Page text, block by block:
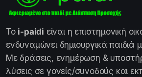
Το i-paidi είναι η επιστημονική
ενδυναμώνει δημιουργικά παιδιά
Με δράσεις, ενημέρωση &
λύσεις σε γονείς/συνοδούς και